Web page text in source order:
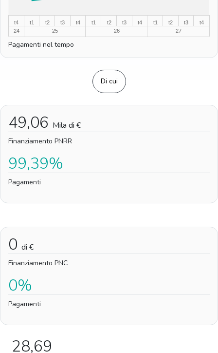
t4
24
t1
25
t2 t3 t4
t1
26
t2 t3 t4
t1
27
t2 t3 t4
Pagamenti nel tempo
Di cui
49,06 Mila di €
Finanziamento PNRR
99,39%
Pagamenti
0 di €
Finanziamento PNC
0%
Pagamenti
28,69